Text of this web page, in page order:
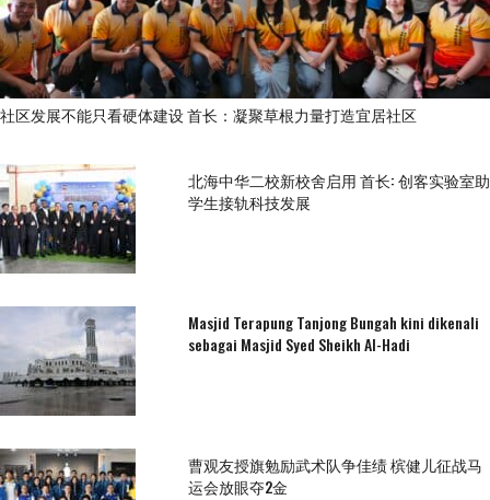
社区发展不能只看硬体建设 首长：凝聚草根力量打造宜居社区
北海中华二校新校舍启用 首长: 创客实验室助
学生接轨科技发展
Masjid Terapung Tanjong Bungah kini dikenali
sebagai Masjid Syed Sheikh Al-Hadi
曹观友授旗勉励武术队争佳绩 槟健儿征战马
运会放眼夺2金